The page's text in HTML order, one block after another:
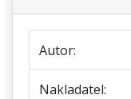
Autor:
Nakladatel: